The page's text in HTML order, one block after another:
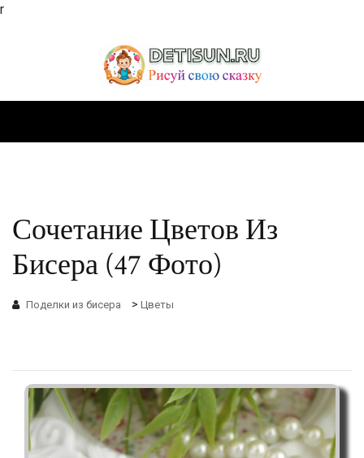
r
Сочетание Цветов Из
Бисера (47 Фото)
Поделки из бисера > Цветы